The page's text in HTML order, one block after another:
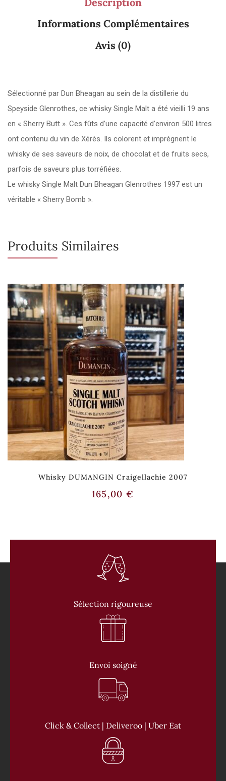
Informations Complémentaires
Avis (0)
Sélectionné par Dun Bheagan au sein de la distillerie du
Speyside Glenrothes, ce whisky Single Malt a été vieilli 19 ans
en « Sherry Butt ». Ces fûts d’une capacité d’environ 500 litres
ont contenu du vin de Xérès. Ils colorent et imprègnent le
whisky de ses saveurs de noix, de chocolat et de fruits secs,
parfois de saveurs plus torréfiées.
Le whisky Single Malt Dun Bheagan Glenrothes 1997 est un
véritable « Sherry Bomb ».
Produits Similaires
Whisky DUMANGIN Craigellachie 2007
165,00€
Sélection rigoureuse
Envoi soigné
Click & Collect | Deliveroo | Uber Eat